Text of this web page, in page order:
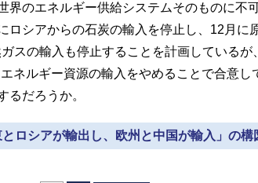
界のエネルギー供給システムそのものに不
ロシアからの石炭の輸入を停止し、12月に
スの輸入も停止することを計画しているが
ネルギー資源の輸入をやめることで合意し
るだろうか。
ロシアが輸出し、欧州と中国が輸入」の構